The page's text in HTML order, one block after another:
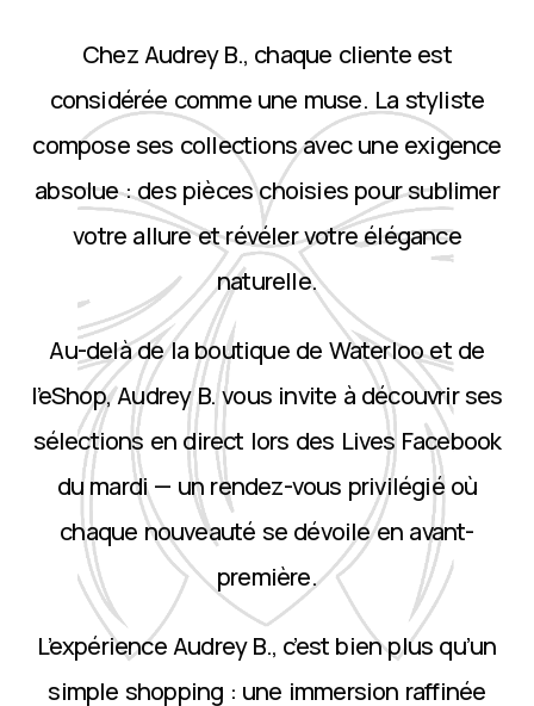
Chez Audrey B., chaque cliente est
considérée comme une muse. La styliste
compose ses collections avec une exigence
absolue : des pièces choisies pour sublimer
votre allure et révéler votre élégance
naturelle.
Au-delà de la boutique de Waterloo et de
l’eShop, Audrey B. vous invite à découvrir ses
sélections en direct lors des Lives Facebook
du mardi — un rendez-vous privilégié où
chaque nouveauté se dévoile en avant-
première.
L’expérience Audrey B., c’est bien plus qu’un
simple shopping : une immersion raffinée